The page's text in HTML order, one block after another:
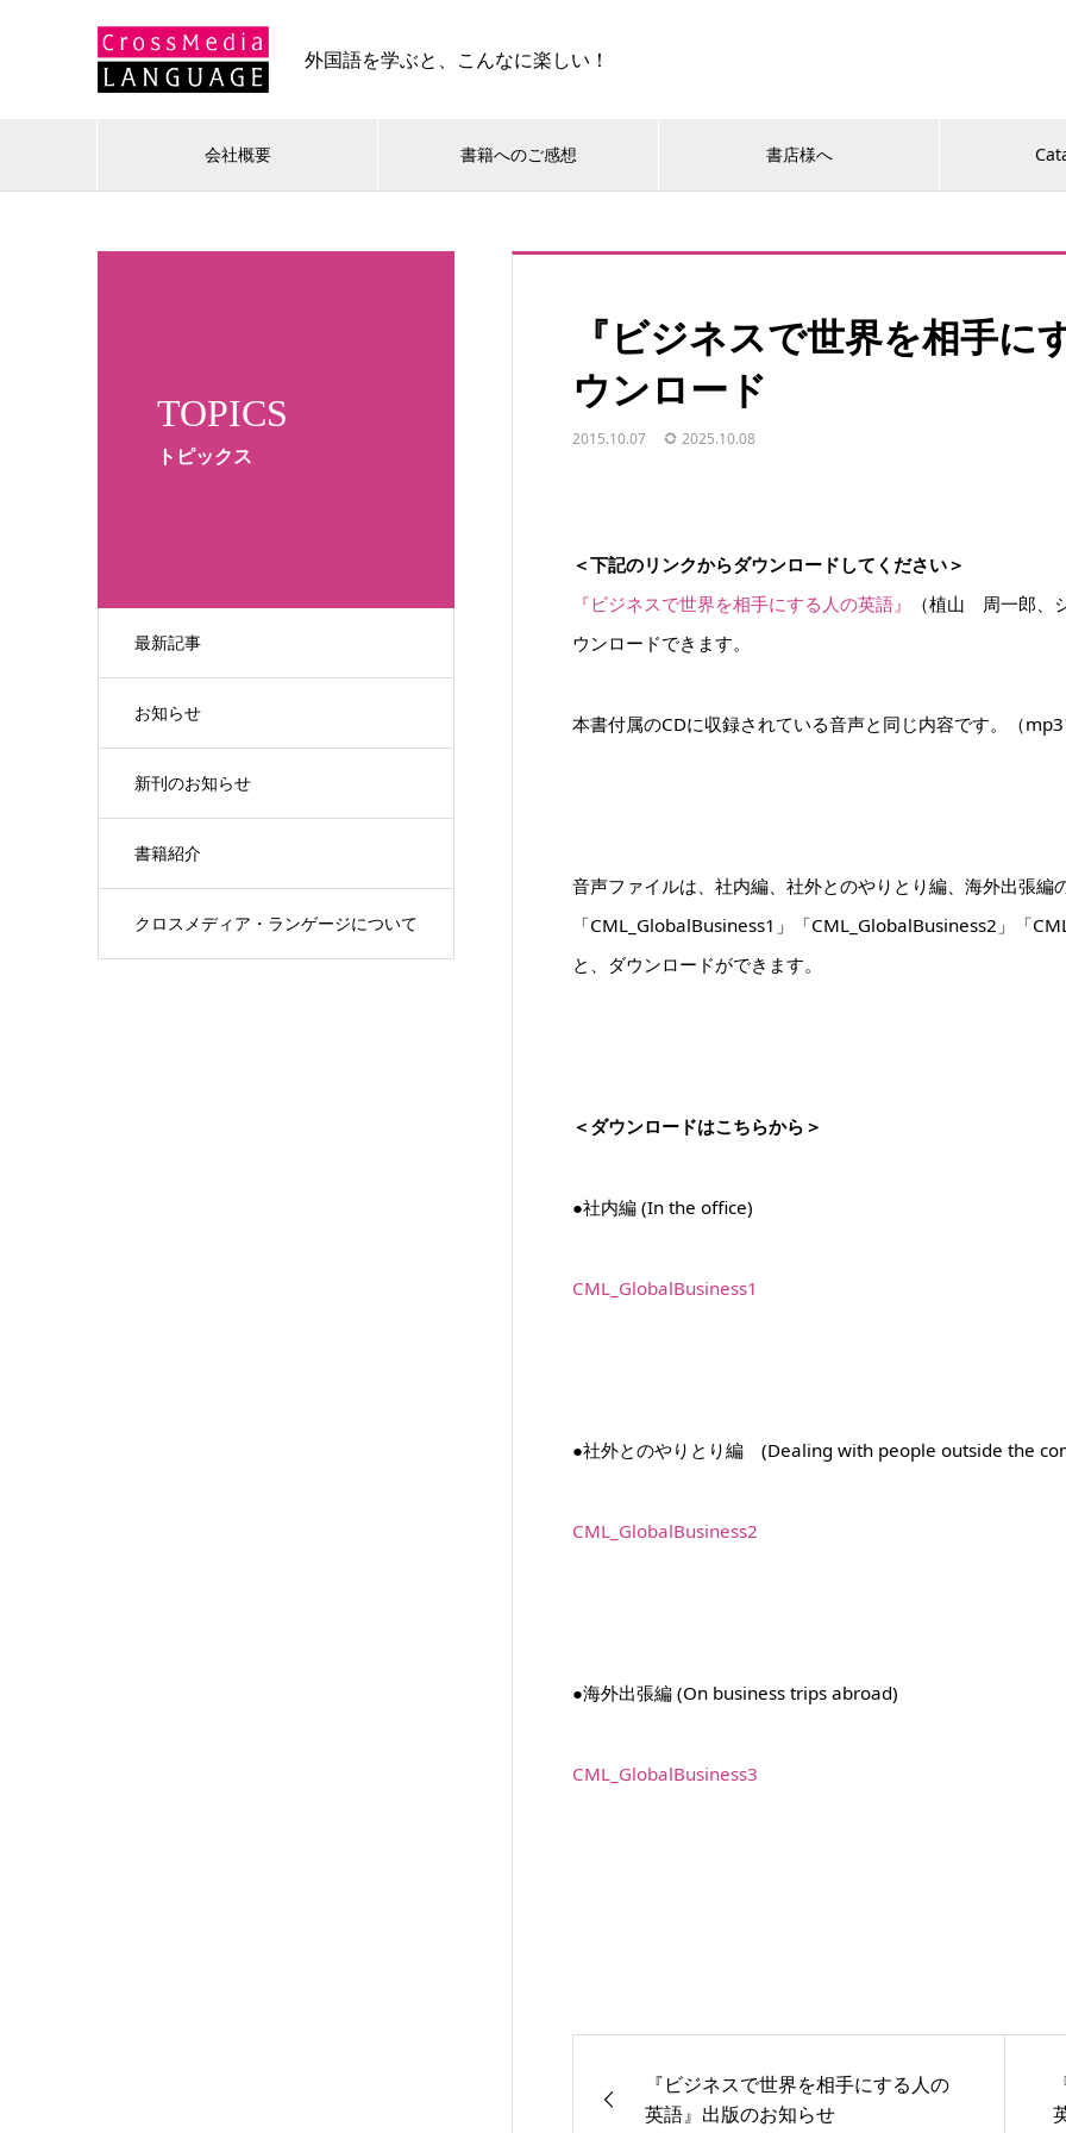
外国語を学ぶと、こんなに楽しい！
会社概要 書籍へのご感想 書店様へ
TOPICS
トピックス
最新記事
お知らせ
新刊のお知らせ
書籍紹介
クロスメディア・ランゲージについて
『ビジネスで世界を相手に
ウンロード
2015.10.07 2025.10.08
＜下記のリンクからダウンロードしてください＞
『ビジネスで世界を相手にする人の英語』
（植山 周一郎、
ウンロードできます。
本書付属のCDに収録されている音声と同じ内容です。（mp3
音声ファイルは、社内編、社外とのやりとり編、海外出張編
「CML_GlobalBusiness1」「CML_GlobalBusiness2」「
と、ダウンロードができます。
＜ダウンロードはこちらから＞
●社内編 (In the office)
CML_GlobalBusiness1
●社外とのやりとり編 (Dealing with people outside the
CML_GlobalBusiness2
●海外出張編 (On business trips abroad)
CML_GlobalBusiness3
『ビジネスで世界を相手にする人の
英語』出版のお知らせ